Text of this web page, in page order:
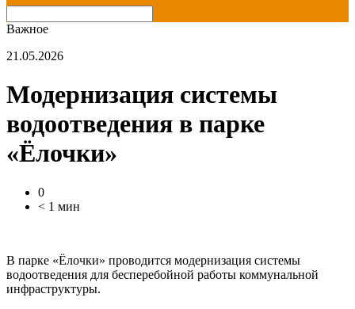
Важное
21.05.2026
Модернизация системы
водоотведения в парке
«Ёлочки»
0
< 1 мин
В парке «Ёлочки» проводится модернизация системы
водоотведения для бесперебойной работы коммунальной
инфраструктуры.